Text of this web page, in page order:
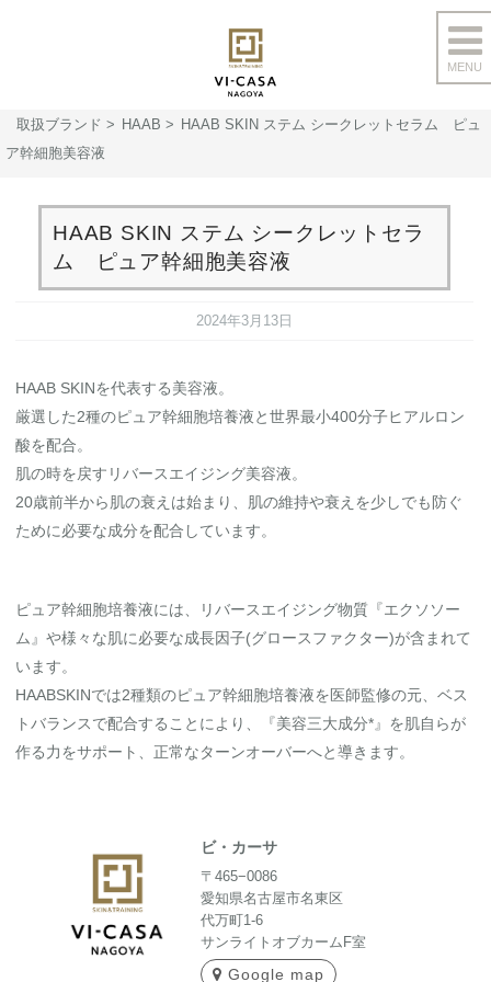
ン
MENU
取扱ブランド HAAB
HAAB SKIN ステム シークレットセラム ピュ
ア幹細胞美容液
HAAB SKIN ステム シークレットセラ
ム ピュア幹細胞美容液
2024年3月13日
HAAB SKINを代表する美容液。
厳選した2種のピュア幹細胞培養液と世界最小400分子ヒアルロン
酸を配合。
肌の時を戻すリバースエイジング美容液。
20歳前半から肌の衰えは始まり、肌の維持や衰えを少しでも防ぐ
ために必要な成分を配合しています。
ピュア幹細胞培養液には、リバースエイジング物質『エクソソー
ム』や様々な肌に必要な成長因子(グロースファクター)が含まれて
います。
HAABSKINでは2種類のピュア幹細胞培養液を医師監修の元、ベス
トバランスで配合することにより、『美容三大成分*』を肌自らが
作る力をサポート、正常なターンオーバーへと導きます。
ビ・カーサ
〒465−0086
愛知県名古屋市名東区
代万町1-6
サンライトオブカームF室
Google map